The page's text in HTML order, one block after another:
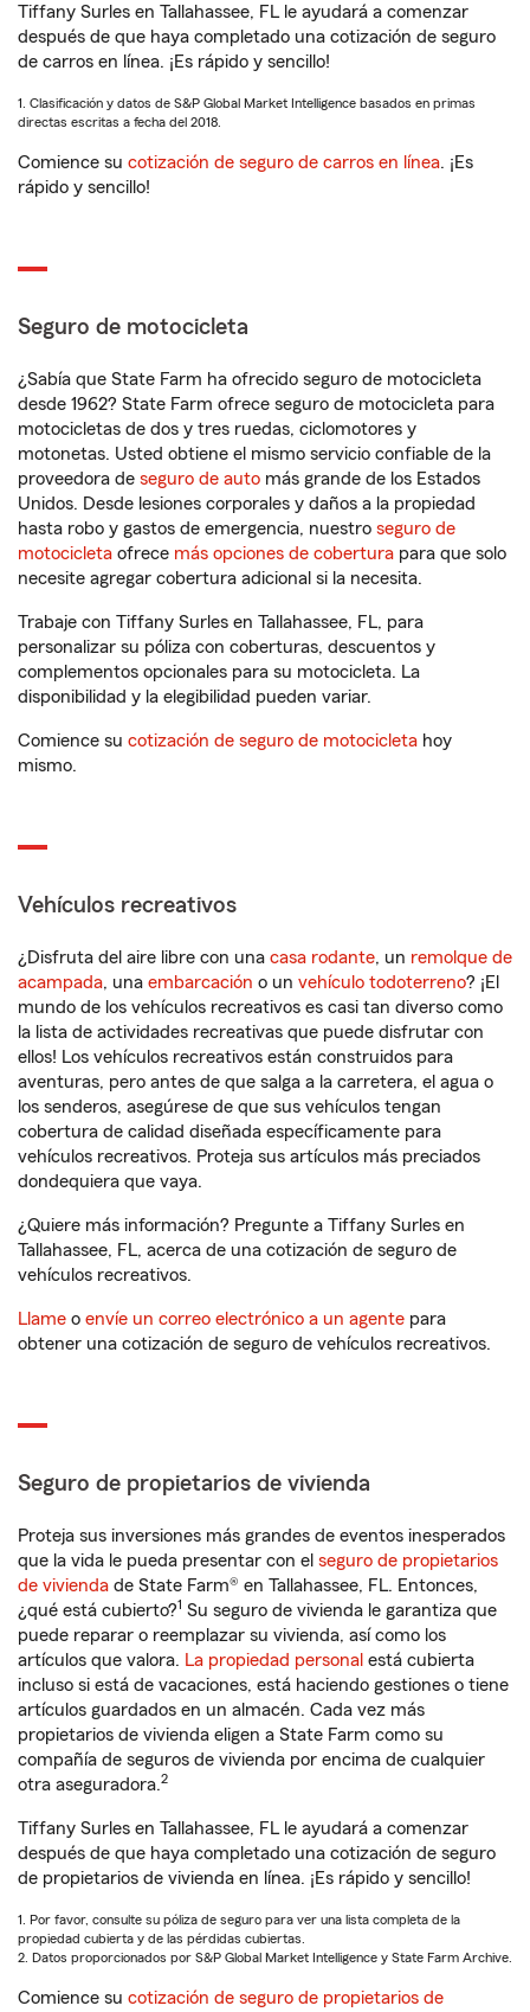
Tiffany Surles en Tallahassee, FL le ayudará a comenzar
después de que haya completado una cotización de seguro
de carros en línea. ¡Es rápido y sencillo!
1. Clasificación y datos de S&P Global Market Intelligence basados en primas
directas escritas a fecha del 2018.
Comience su cotización de seguro de carros en línea. ¡Es
rápido y sencillo!
Seguro de motocicleta
¿Sabía que State Farm ha ofrecido seguro de motocicleta
desde 1962? State Farm ofrece seguro de motocicleta para
motocicletas de dos y tres ruedas, ciclomotores y
motonetas. Usted obtiene el mismo servicio confiable de la
proveedora de seguro de auto más grande de los Estados
Unidos. Desde lesiones corporales y daños a la propiedad
hasta robo y gastos de emergencia, nuestro seguro de
motocicleta ofrece más opciones de cobertura para que solo
necesite agregar cobertura adicional si la necesita.
Trabaje con Tiffany Surles en Tallahassee, FL, para
personalizar su póliza con coberturas, descuentos y
complementos opcionales para su motocicleta. La
disponibilidad y la elegibilidad pueden variar.
Comience su cotización de seguro de motocicleta hoy
mismo.
Vehículos recreativos
¿Disfruta del aire libre con una casa rodante, un remolque de
acampada, una embarcación o un vehículo todoterreno? ¡El
mundo de los vehículos recreativos es casi tan diverso como
la lista de actividades recreativas que puede disfrutar con
ellos! Los vehículos recreativos están construidos para
aventuras, pero antes de que salga a la carretera, el agua o
los senderos, asegúrese de que sus vehículos tengan
cobertura de calidad diseñada específicamente para
vehículos recreativos. Proteja sus artículos más preciados
dondequiera que vaya.
¿Quiere más información? Pregunte a Tiffany Surles en
Tallahassee, FL, acerca de una cotización de seguro de
vehículos recreativos.
Llame o envíe un correo electrónico a un agente para
obtener una cotización de seguro de vehículos recreativos.
Seguro de propietarios de vivienda
Proteja sus inversiones más grandes de eventos inesperados
que la vida le pueda presentar con el seguro de propietarios
de vivienda de State Farm® en Tallahassee, FL. Entonces,
¿qué está cubierto?1 Su seguro de vivienda le garantiza que
puede reparar o reemplazar su vivienda, así como los
artículos que valora. La propiedad personal está cubierta
incluso si está de vacaciones, está haciendo gestiones o tiene
artículos guardados en un almacén. Cada vez más
propietarios de vivienda eligen a State Farm como su
compañía de seguros de vivienda por encima de cualquier
otra aseguradora.2
Tiffany Surles en Tallahassee, FL le ayudará a comenzar
después de que haya completado una cotización de seguro
de propietarios de vivienda en línea. ¡Es rápido y sencillo!
1. Por favor, consulte su póliza de seguro para ver una lista completa de la
propiedad cubierta y de las pérdidas cubiertas.
2. Datos proporcionados por S&P Global Market Intelligence y State Farm Archive.
Comience su cotización de seguro de propietarios de